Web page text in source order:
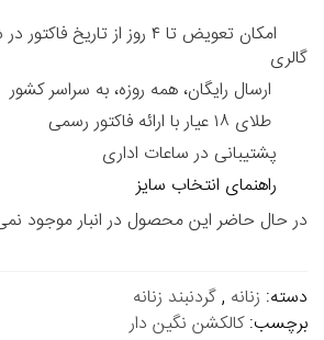
امکان تعویض تا ۴ روز از
گالری
ارسال رایگان، همه روزه، به سراسر کشور
طلای ۱۸ عیار با ارائه فاکتور رسمی
پشتیبانی در ساعات اداری
راهنمای انتخاب سایز
در حال حاضر این محصول در انبار موجود
دسته: زنانه ,گردنبند زنانه
برچسب:کالکشن نگین دار